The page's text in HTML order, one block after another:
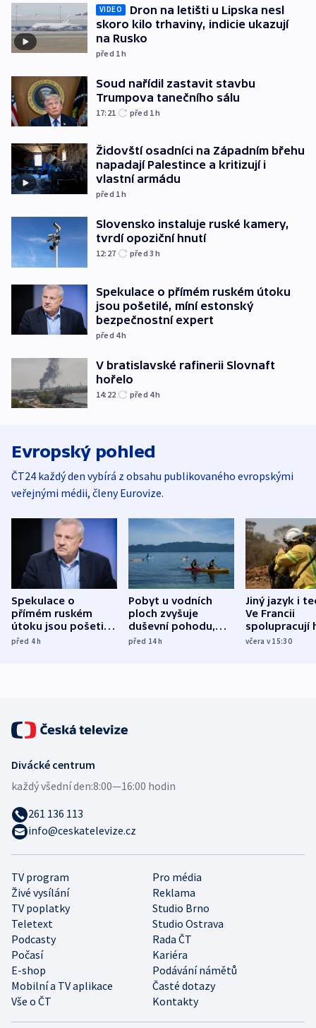
VIDEO
Dron na letišti u Lipska nesl
skoro kilo trhaviny, indicie ukazují
na Rusko
před 1h
Soud nařídil zastavit stavbu
Trumpova tanečního sálu
17:21 před 1h
Židovští osadníci na Západním břehu
napadají Palestince a kritizují i
vlastní armádu
před 1h
Slovensko instaluje ruské kamery,
tvrdí opoziční hnutí
12:27 před 3h
Spekulace o přímém ruském útoku
jsou pošetilé, míní estonský
bezpečnostní expert
před 4h
V bratislavské rafinerii Slovnaft
hořelo
14:22 před 4h
Evropský pohled
ČT24 každý den vybírá z obsahu publikovaného evropskými
veřejnými médii, členy Eurovize.
Spekulace o
přímém ruském
útoku jsou pošetilé,
míní estonský
před 4h
Pobyt u vodních
ploch zvyšuje
duševní pohodu,
ukázala
před 14h
Jiný jazyk i
Ve Francii
spolupracují
různých zemí
včera v 15:30
TV program
Pro média
Živé vysílání
Reklama
TV poplatky
Studio Brno
Teletext
Studio Ostrava
Podcasty
Rada ČT
Počasí
Kariéra
E-shop
Podávání námětů
Mobilní a TV aplikace
Časté dotazy
Vše o ČT
Kontakty
Divácké centrum
každý všední den:8:00—16:00 hodin
261 136 113
info@ceskatelevize.cz